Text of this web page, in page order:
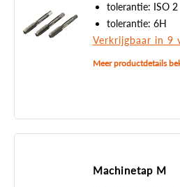
tolerantie: ISO 2
tolerantie: 6H
Verkrijgbaar in 9
Meer productdetails
Machinetap M